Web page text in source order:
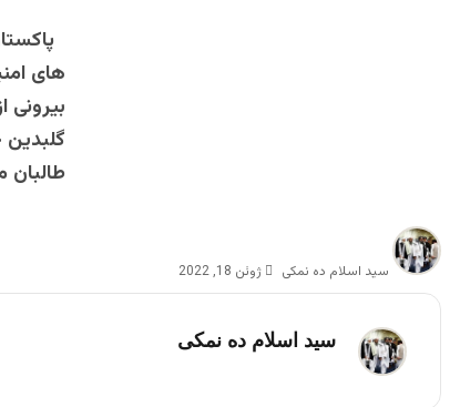
های
بیرونی
سید اسلام ده نمکی ژوئن 18, 2022
سید اسلام ده نمکی